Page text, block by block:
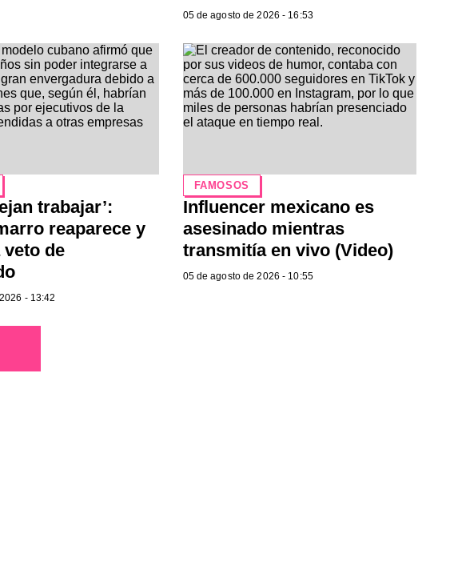
05 de agosto de 2026 - 16:53
trabajar’:
reaparece y
veto de
- 13:42
FAMOSOS
Influencer mexicano es
asesinado mientras
transmitía en vivo (Video)
05 de agosto de 2026 - 10:55